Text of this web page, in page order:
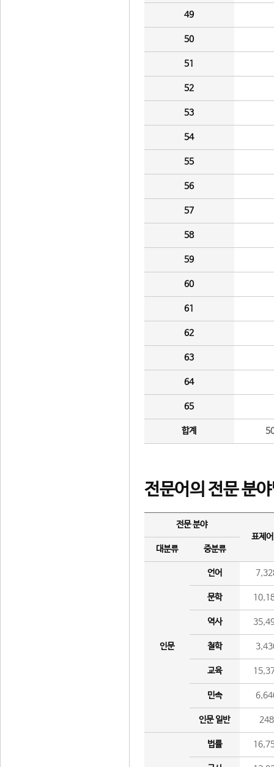
49
50
51
52
53
54
55
56
57
58
59
60
61
62
63
64
65
합계
전문어의 전문 분
전문 분야
표제
대분류
중분류
인문
언어
문학
역사
철학
교육
민속
인문 일반 248
법률